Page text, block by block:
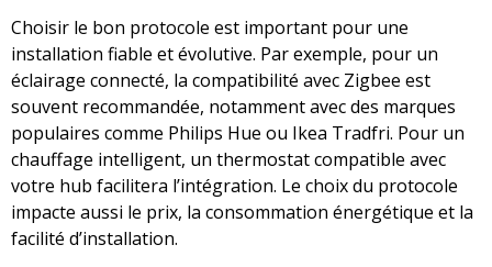
Choisir le bon protocole est important pour une
installation fiable et évolutive. Par exemple, pour un
éclairage connecté, la compatibilité avec Zigbee est
souvent recommandée, notamment avec des marques
populaires comme Philips Hue ou Ikea Tradfri. Pour un
chauffage intelligent, un thermostat compatible avec
votre hub facilitera l’intégration. Le choix du protocole
impacte aussi le prix, la consommation énergétique et la
facilité d’installation.